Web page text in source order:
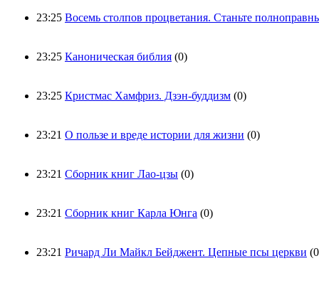
23:25 Восемь столпов процветания. Станьте
23:25 Каноническая библия (0)
23:25 Кристмас Хамфриз. Дзэн-буддизм (0)
23:21 О пользе и вреде истории для жизни (0)
23:21 Сборник книг Лао-цзы (0)
23:21 Сборник книг Карла Юнга (0)
23:21 Ричард Ли Майкл Бейджент. Цепные псы церкви